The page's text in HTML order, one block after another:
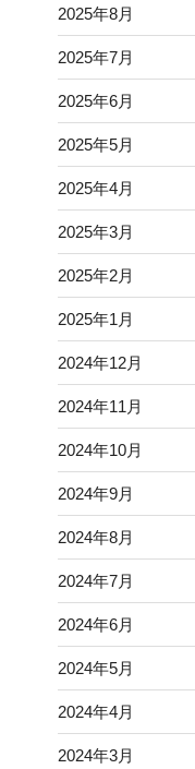
2025年8月
2025年7月
2025年6月
2025年5月
2025年4月
2025年3月
2025年2月
2025年1月
2024年12月
2024年11月
2024年10月
2024年9月
2024年8月
2024年7月
2024年6月
2024年5月
2024年4月
2024年3月